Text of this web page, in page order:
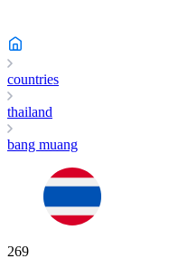
countries
thailand
bang muang
269